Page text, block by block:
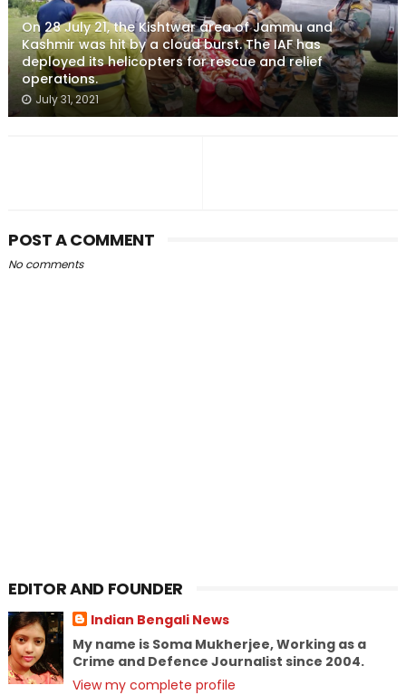
On 28 July 21, the Kishtwar area of Jammu and
Kashmir was hit by a cloud burst. The IAF has
deployed its helicopters for rescue and relief
operations.
July 31, 2021
POST A COMMENT
No comments
EDITOR AND FOUNDER
Indian Bengali News
My name is Soma Mukherjee, Working as a
Crime and Defence Journalist since 2004.
View my complete profile